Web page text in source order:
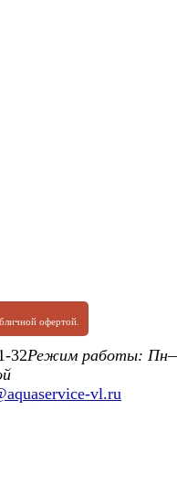
офертой.
32Режим работы:
vl.ru